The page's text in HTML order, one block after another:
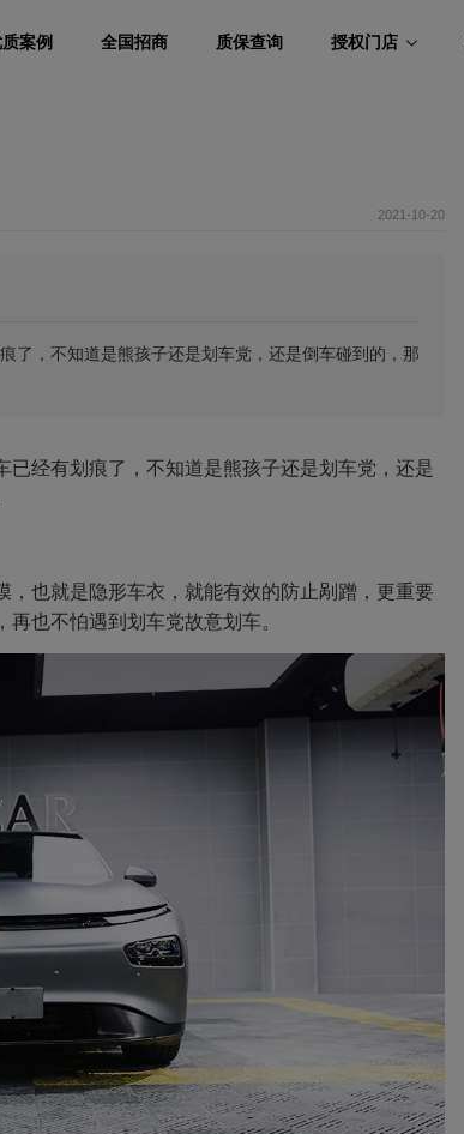
案例 全国招商 质保查询 授权门店
2021-10-20
了，不知道是熊孩子还是划车党，还是倒车碰到的，那
经有划痕了，不知道是熊孩子还是划车党，还是
也就是隐形车衣，就能有效的防止剐蹭，更重要
也不怕遇到划车党故意划车。